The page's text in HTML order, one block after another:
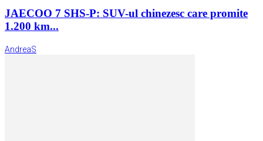
JAECOO 7 SHS-P: SUV-ul chinezesc care promite
1.200 km...
AndreaS